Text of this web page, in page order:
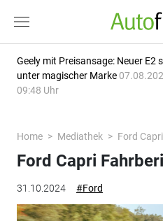
Geely mit Preisansage: Neuer E2
unter magischer Marke
09:48 Uhr
Home Mediathek Ford
31.10.2024 #Ford
Ford Capri